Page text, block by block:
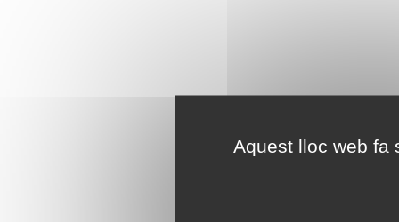
Aquest lloc web fa